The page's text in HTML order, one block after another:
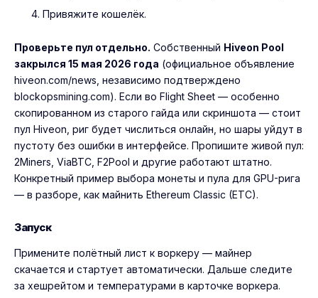
Привяжите кошелёк.
Проверьте пул отдельно. Собственный Hiveon Pool
закрылся 15 мая 2026 года (официальное объявление
hiveon.com/news, независимо подтверждено
blockopsmining.com). Если во Flight Sheet — особенно
скопированном из старого гайда или скриншота — стоит
пул Hiveon, риг будет числиться онлайн, но шары уйдут в
пустоту без ошибки в интерфейсе. Пропишите живой пул:
2Miners, ViaBTC, F2Pool и другие работают штатно.
Конкретный пример выбора монеты и пула для GPU-рига
— в разборе, как майнить Ethereum Classic (ETC).
Запуск
Примените полётный лист к воркеру — майнер
скачается и стартует автоматически. Дальше следите
за хешрейтом и температурами в карточке воркера.